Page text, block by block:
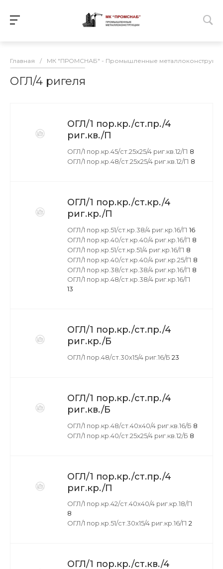
Главная / МК "ПРОМСНАБ" - Промышленные
ОГЛ/4 ригеля
ОГЛ/1 пор.кр./ст.пр./4
риг.кв./П
ОГЛ/1 пор.кр.45/ст.25х25/4 риг.кв.12/П 8
ОГЛ/1 пор.кр.48/ст.25х25/4 риг.кв.12/П 8
ОГЛ/1 пор.кр./ст.кр./4
риг.кр./П
ОГЛ/1 пор.кр.51/ст.кр.38/4 риг.кр.16/П 16
ОГЛ/1 пор.кр.40/ст.кр.40/4 риг.кр.16/П 8
ОГЛ/1 пор.кр.51/ст.кр.51/4 риг.кр.16/П 8
ОГЛ/1 пор.кр.40/ст.кр.40/4 риг.кр.25/П 8
ОГЛ/1 пор.кр.38/ст.кр.38/4 риг.кр.16/П 8
ОГЛ/1 пор.кр.48/ст.кр.38/4 риг.кр.16/П
13
ОГЛ/1 пор.кр./ст.пр./4
риг.кр./Б
ОГЛ/1 пор.48/ст.30х15/4 риг.16/Б 23
ОГЛ/1 пор.кр./ст.пр./4
риг.кв./Б
ОГЛ/1 пор.кр.48/ст.40х40/4 риг.кв.16/Б 8
ОГЛ/1 пор.кр.40/ст.25х25/4 риг.кв.12/Б 8
ОГЛ/1 пор.кр./ст.пр./4
риг.кр./П
ОГЛ/1 пор.кр.42/ст.40х40/4 риг.кр.18/П
8
ОГЛ/1 пор.кр.51/ст.30х15/4 риг.кр.16/П 2
ОГЛ/1 пор.кр./ст.кв./4